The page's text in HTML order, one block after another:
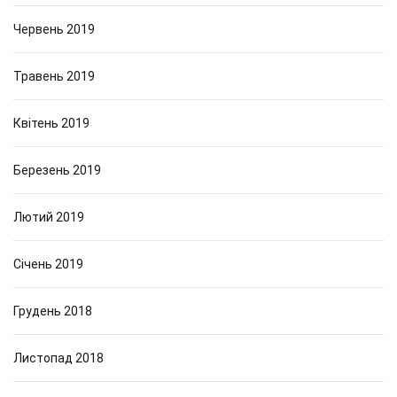
Червень 2019
Травень 2019
Квітень 2019
Березень 2019
Лютий 2019
Січень 2019
Грудень 2018
Листопад 2018